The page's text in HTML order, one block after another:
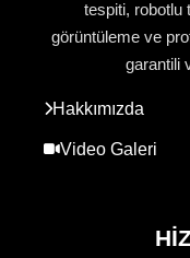
tespiti, robotlu
görüntüleme ve
garantili
Hakkımızda
Video Galeri